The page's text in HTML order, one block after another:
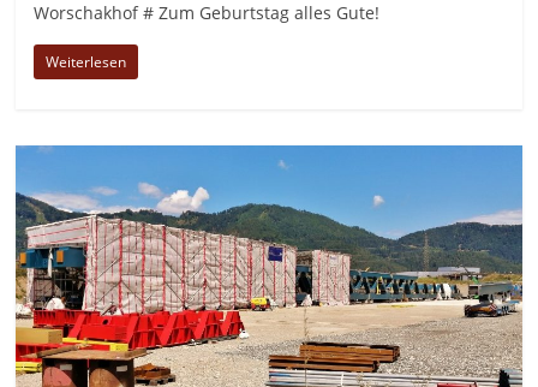
Worschakhof # Zum Geburtstag alles Gute!
Weiterlesen